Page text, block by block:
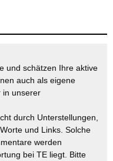
und schätzen Ihre aktive
auch als eigene
in unserer
durch Unterstellungen,
und Links. Solche
werden
bei TE liegt. Bitte